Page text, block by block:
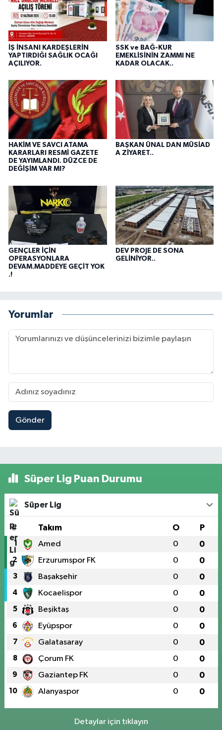
İŞ İNSANI KARDEŞLERİN
YAPTIRDIĞI SAĞLIK OCAĞI
AÇILIYOR.
SSK ve BAĞ-KUR
EMEKLİSİNİN ZAMMI NE
KADAR OLACAK..
HAKİM VE SAVCI ATAMA
KARARLARI RESMİ GAZETE
DE YAYIMLANDI. DÜZCE DE
DEĞİŞİM VAR MI?
BAŞKAN ÜNAL DAN MÜSİAD
A ZİYARET..
GENÇLER İÇİN
OPERASYONLARA
DEVAM.MADDEYE GEÇİT YOK
.!
DEV PROJE DE SONA
GELİNİYOR..
Yorumlar
Gönder
Süper Lig Puan Durumu
Süper Lig
# Takım O P
1 Amed 0 0
2 Erzurumspor FK 0 0
3 Başakşehir 0 0
4 Kocaelispor 0 0
5 Beşiktaş 0 0
6 Eyüpspor 0 0
7 Galatasaray 0 0
8 Çorum FK 0 0
9 Gaziantep FK 0 0
10 Alanyaspor 0 0
Detaylar için tıklayın